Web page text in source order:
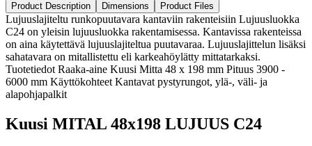
Product Description Dimensions Product Files
Lujuuslajiteltu runkopuutavara kantaviin rakenteisiin Lujuusluokka
C24 on yleisin lujuusluokka rakentamisessa. Kantavissa rakenteissa
on aina käytettävä lujuuslajiteltua puutavaraa. Lujuuslajittelun lisäksi
sahatavara on mitallistettu eli karkeahöylätty mittatarkaksi.
Tuotetiedot Raaka-aine Kuusi Mitta 48 x 198 mm Pituus 3900 -
6000 mm Käyttökohteet Kantavat pystyrungot, ylä-, väli- ja
alapohjapalkit
Kuusi MITAL 48x198 LUJUUS C24